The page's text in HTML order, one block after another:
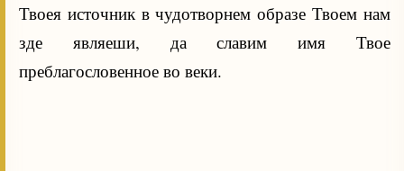
Твоея источник в чудотворнем образе Твоем нам
зде являеши, да славим имя Твое
преблагословенное во веки.